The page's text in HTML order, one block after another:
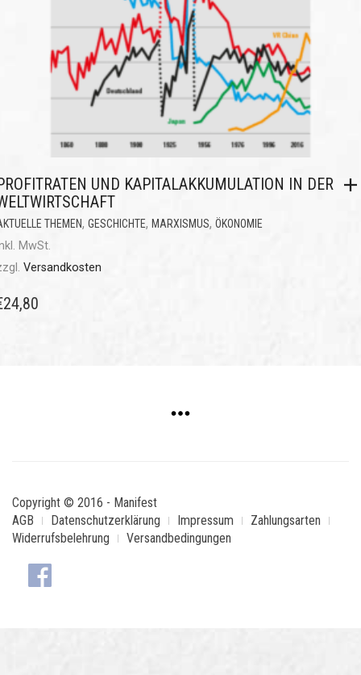
UND KAPITALAKKUMULATION IN DER
THEMEN, GESCHICHTE, MARXISMUS, ÖKONOMIE
MwSt.
Versandkosten
24,80
Copyright © 2016 - Manifest
AGB
Datenschutzerklärung Impressum
Zahlungsarten
Widerrufsbelehrung
Versandbedingungen